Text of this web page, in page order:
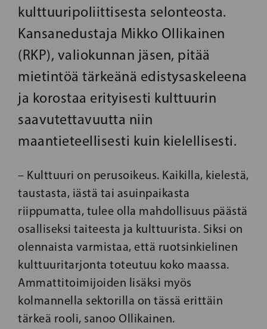
kulttuuripoliittisesta selonteosta.
Kansanedustaja Mikko Ollikainen
(RKP), valiokunnan jäsen, pitää
mietintöä tärkeänä edistysaskeleena
ja korostaa erityisesti kulttuurin
saavutettavuutta niin
maantieteellisesti kuin kielellisesti.
– Kulttuuri on perusoikeus. Kaikilla, kielestä,
taustasta, iästä tai asuinpaikasta
riippumatta, tulee olla mahdollisuus päästä
osalliseksi taiteesta ja kulttuurista. Siksi on
olennaista varmistaa, että ruotsinkielinen
kulttuuritarjonta toteutuu koko maassa.
Ammattitoimijoiden lisäksi myös
kolmannella sektorilla on tässä erittäin
tärkeä rooli, sanoo Ollikainen.